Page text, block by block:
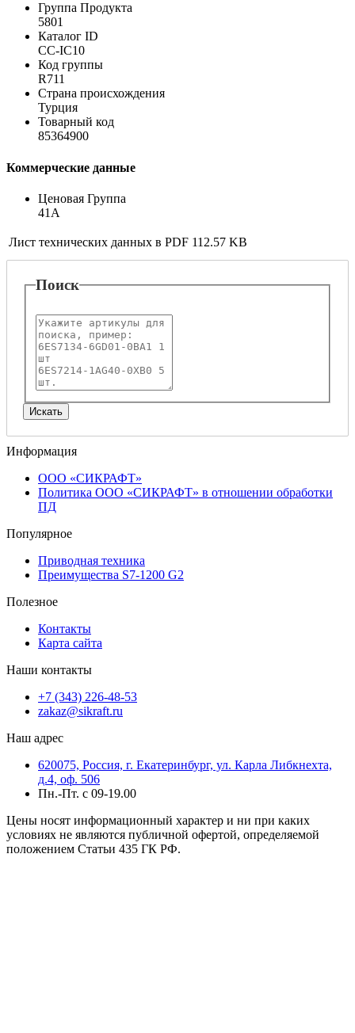
Группа Продукта
5801
Каталог ID
CC-IC10
Код группы
R711
Страна происхождения
Турция
Товарный код
85364900
Коммерческие данные
Ценовая Группа
41A
Лист технических данных в PDF 112.57 KB
Поиск
Информация
ООО «СИКРАФТ»
Политика ООО «СИКРАФТ» в отношении обработки
ПД
Популярное
Приводная техника
Преимущества S7-1200 G2
Полезное
Контакты
Карта сайта
Наши контакты
+7 (343) 226-48-53
zakaz@sikraft.ru
Наш адрес
620075, Россия, г. Екатеринбург, ул. Карла Либкнехта,
д.4, оф. 506
Пн.-Пт. с 09-19.00
Цены носят информационный характер и ни при каких
условиях не являются публичной офертой, определяемой
положением Статьи 435 ГК РФ.